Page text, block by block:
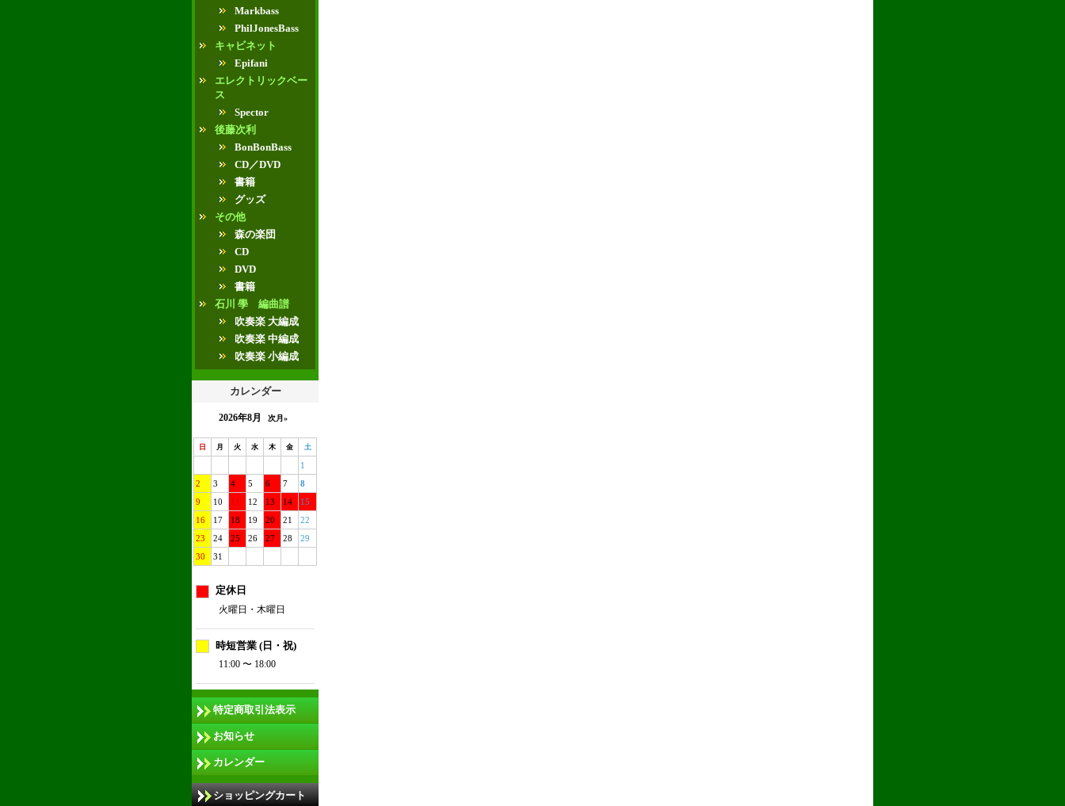
Markbass
PhilJonesBass
キャビネット
Epifani
エレクトリックベー
ス
Spector
後藤次利
BonBonBass
CD／DVD
書籍
グッズ
その他
森の楽団
CD
DVD
書籍
石川 學 編曲譜
吹奏楽 大編成
吹奏楽 中編成
吹奏楽 小編成
カレンダー
2026年8月 次月»
日 月 火 水 木 金 土
1
2
3 4 5 6 7
8
9
10 11 12 13 14
15
16
17 18 19 20 21
22
23
24 25 26 27 28
29
30
31
定休日
火曜日・木曜日
時短営業 (日・祝)
11:00 〜 18:00
特定商取引法表示
お知らせ
カレンダー
ショッピングカート